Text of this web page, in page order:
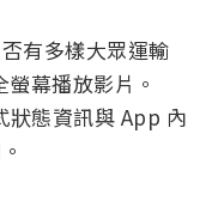
有多樣大眾運輸
幕播放影片。
狀態資訊與 App 內